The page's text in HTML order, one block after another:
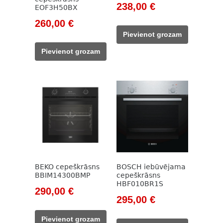
EOF3H50BX
Original
was:
375,00 €.
260,00 €Current
260,00 €.
Pievienot grozam
Original
was:
785,00 €.
238,00 €Current
238,00 €.
Pievienot grozam
BEKO cepeškrāsns
BBIM14300BMP
Original
was:
290,00 €Current
Pievienot grozam
BOSCH iebūvējama
cepeškrāsns
HBF010BR1S
Original
295,00 €Current